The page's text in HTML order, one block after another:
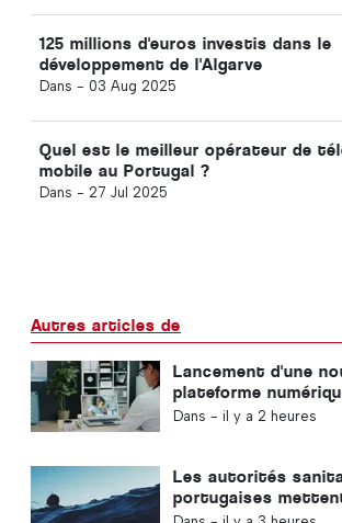
125 millions d'euros investis dans le
développement de l'Algarve
Dans - 03 Aug 2025
Quel est le meilleur opérateur de
mobile au Portugal ?
Dans - 27 Jul 2025
Autres articles de
Lancement d'une
plateforme
santé au Portugal
Dans - il y a 2 heures
Les autorités
portugaises
contre les risques